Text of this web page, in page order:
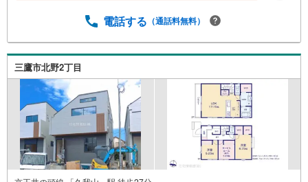
産をお手伝いいたします。 キッズルーム充実・チャイルド-
ようご案内しておりますのでぜひ、お気軽にお問い合わせ
電話する （通話料無料）
三鷹市北野2丁目